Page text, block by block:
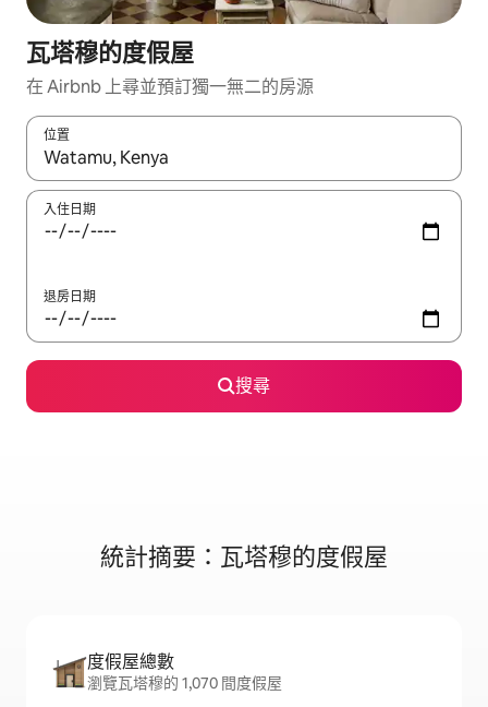
瓦塔穆的度假屋
在 Airbnb 上尋並預訂獨一無二的房源
位置
如有搜尋結果，瀏覽內容時請使用上下箭頭，或輕點、滑動裝置。
入住日期
退房日期
搜尋
統計摘要：瓦塔穆的度假屋
度假屋總數
瀏覽瓦塔穆的 1,070 間度假屋